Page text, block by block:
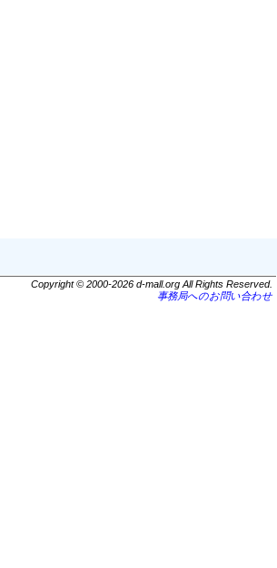
Copyright © 2000-2026 d-mall.org All Rights Reserved.
事務局へのお問い合わせ